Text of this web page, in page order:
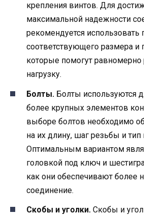
крепления винтов. Для
максимальной надежности
рекомендуется использовать
соответствующего размера и
которые помогут равномерно
нагрузку.
Болты. Болты используются
более крупных элементов
выборе болтов необходимо
на их длину, шаг резьбы и тип
Оптимальным вариантом
головкой под ключ и
как они обеспечивают более
соединение.
Скобы и уголки. Скобы и